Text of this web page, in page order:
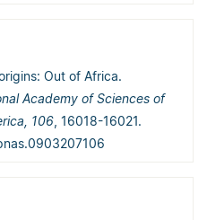
Out of Africa.
Academy of Sciences of
106 , 16018-16021.